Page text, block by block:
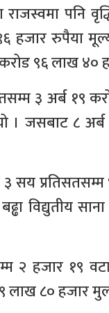
पनि
हजार रुपैया
९६ लाख
३ अर्ब १९
। जसबाट ८
प्रतिसतसम्म
विद्युतीय
२ हजार १९
८० हजार